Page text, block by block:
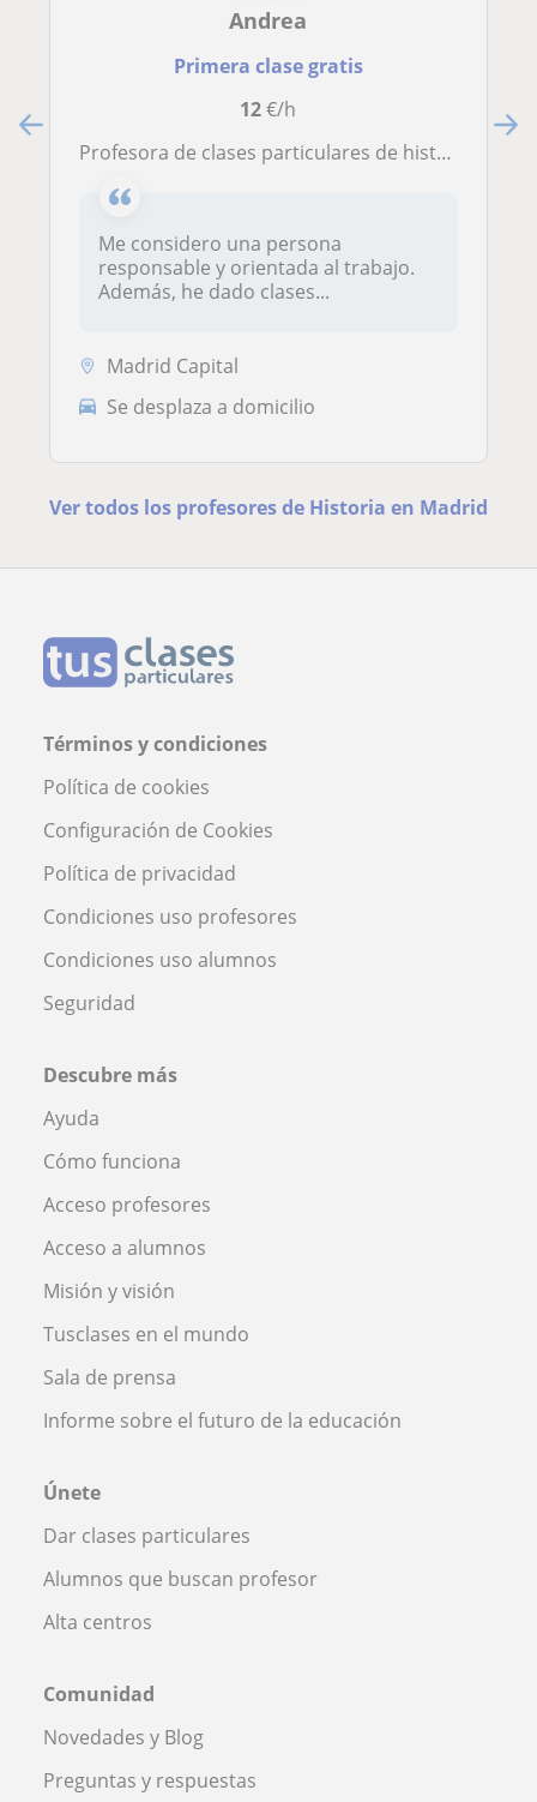
Andrea
Primera clase gratis
12€/h
Profesora de clases particulares de historia y biología para niños y adolescentes de entre 4° de primaria a 2° de bachillerato
Me considero una persona
responsable y orientada al trabajo.
Además, he dado clases...
Madrid Capital
Se desplaza a domicilio
Ver todos los profesores de Historia en Madrid
Términos y condiciones
Política de cookies
Configuración de Cookies
Política de privacidad
Condiciones uso profesores
Condiciones uso alumnos
Seguridad
Descubre más
Ayuda
Cómo funciona
Acceso profesores
Acceso a alumnos
Misión y visión
Tusclases en el mundo
Sala de prensa
Informe sobre el futuro de la educación
Únete
Dar clases particulares
Alumnos que buscan profesor
Alta centros
Comunidad
Novedades y Blog
Preguntas y respuestas